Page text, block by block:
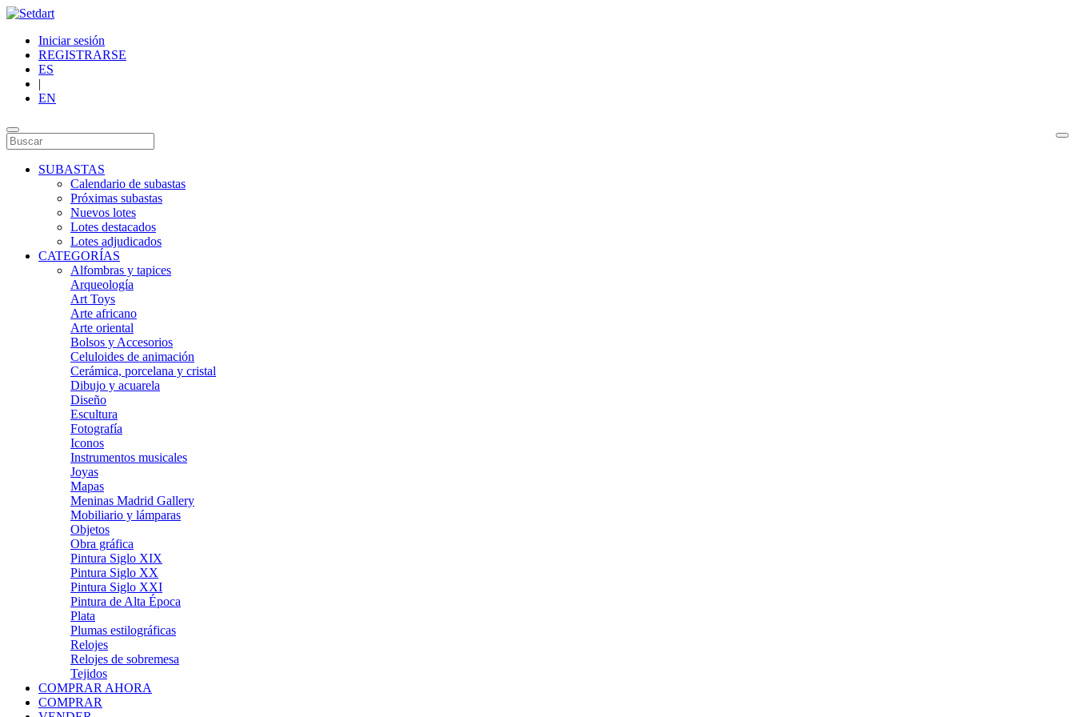
Iniciar sesión
REGISTRARSE
ES
|
EN
SUBASTAS
Calendario de subastas
Próximas subastas
Nuevos lotes
Lotes destacados
Lotes adjudicados
CATEGORÍAS
Alfombras y tapices
Arqueología
Art Toys
Arte africano
Arte oriental
Bolsos y Accesorios
Celuloides de animación
Cerámica, porcelana y cristal
Dibujo y acuarela
Diseño
Escultura
Fotografía
Iconos
Instrumentos musicales
Joyas
Mapas
Meninas Madrid Gallery
Mobiliario y lámparas
Objetos
Obra gráfica
Pintura Siglo XIX
Pintura Siglo XX
Pintura Siglo XXI
Pintura de Alta Época
Plata
Plumas estilográficas
Relojes
Relojes de sobremesa
Tejidos
COMPRAR AHORA
COMPRAR